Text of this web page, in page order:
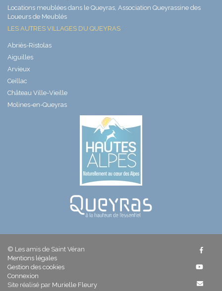
Locations meublées dans le Queyras, Association Queyrassine des
Loueurs de Meublés
LES AUTRES VILLAGES DU QUEYRAS
Abriès-Ristolas
Aiguilles
Arvieux
Ceillac
Château Ville-Vieille
Molines-en-Queyras
© Les amis de Saint Véran
Mentions légales
Gestion des cookies
Connexion
Site réalisé par Murielle Fleury